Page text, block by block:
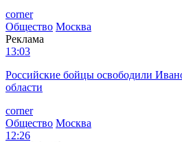
corner
Общество Москва
Реклама
13:03
Российские бойцы освободили
области
corner
Общество Москва
12:26